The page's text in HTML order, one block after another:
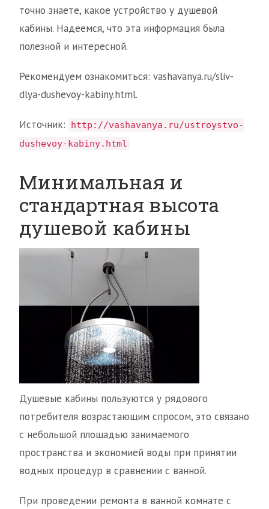
точно знаете, какое устройство у душевой
кабины. Надеемся, что эта информация была
полезной и интересной.
Рекомендуем ознакомиться: vashavanya.ru/sliv-
dlya-dushevoy-kabiny.html.
Источник:
http://vashavanya.ru/ustroystvo-
dushevoy-kabiny.html
Минимальная и
стандартная высота
душевой кабины
Душевые кабины пользуются у рядового
потребителя возрастающим спросом, это связано
с небольшой площадью занимаемого
пространства и экономией воды при принятии
водных процедур в сравнении с ванной.
При проведении ремонта в ванной комнате с